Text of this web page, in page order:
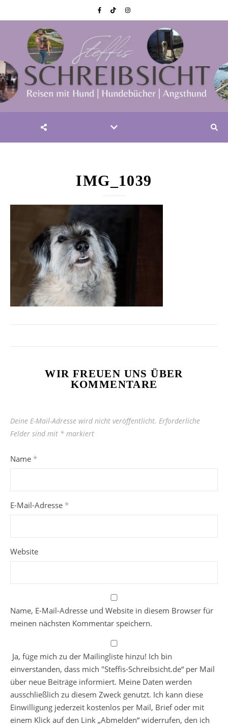
IMG_1039
WIR FREUEN UNS ÜBER
KOMMENTARE
Deine E-Mail-Adresse wird nicht veröffentlicht. Erforderliche
Felder sind mit * markiert
Name *
E-Mail-Adresse *
Website
Name, E-Mail-Adresse und Website in diesem Browser für
meinen nächsten Kommentar speichern.
Ja, füge mich zu der Mailingliste hinzu! Ich bin
einverstanden, dass mich "Steffis-Schreibsicht.de“ per Mail
über neue Beiträge informiert. Meine Daten werden
ausschließlich zu diesem Zweck genutzt. Ich kann diese
Einwilligung jederzeit kostenlos per Mail, Brief oder mit
einem Klick auf den Link „Abmelden“ widerrufen, den ich